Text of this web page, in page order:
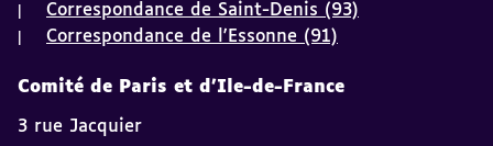
Correspondance de Saint-Denis (93)
Correspondance de l'Essonne (91)
Comité de Paris et d'Ile-de-France
3 rue Jacquier